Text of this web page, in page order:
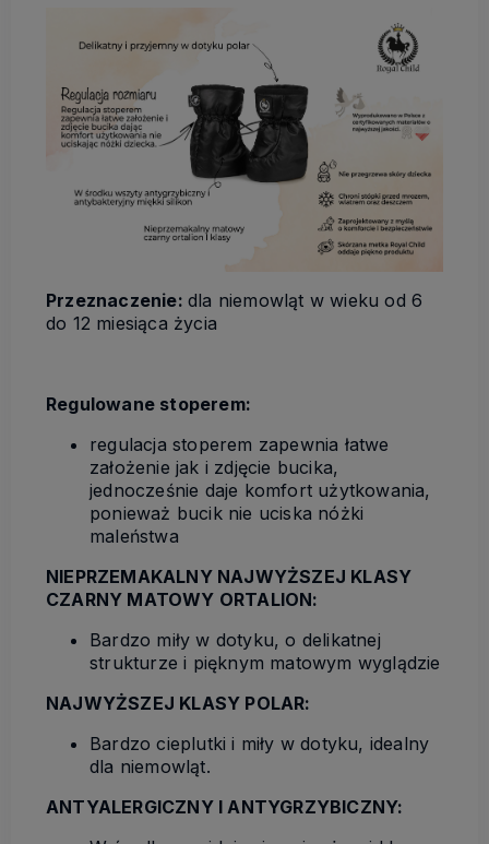
Przeznaczenie: dla niemowląt w wieku od 6
do 12 miesiąca życia
Regulowane stoperem:
regulacja stoperem zapewnia łatwe
założenie jak i zdjęcie bucika,
jednocześnie daje komfort użytkowania,
ponieważ bucik nie uciska nóżki
maleństwa
NIEPRZEMAKALNY NAJWYŻSZEJ KLASY
CZARNY MATOWY ORTALION:
Bardzo miły w dotyku, o delikatnej
strukturze i pięknym matowym wyglądzie
NAJWYŻSZEJ KLASY POLAR:
Bardzo cieplutki i miły w dotyku, idealny
dla niemowląt.
ANTYALERGICZNY I ANTYGRZYBICZNY: